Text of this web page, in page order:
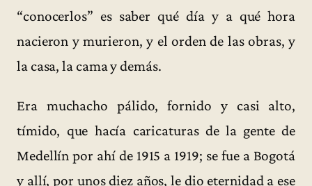
“conocerlos” es saber qué día y a qué hora
nacieron y murieron, y el orden de las obras, y
la casa, la cama y demás.
Era muchacho pálido, fornido y casi alto,
tímido, que hacía caricaturas de la gente de
Medellín por ahí de 1915 a 1919; se fue a Bogotá
y allí, por unos diez años, le dio eternidad a ese